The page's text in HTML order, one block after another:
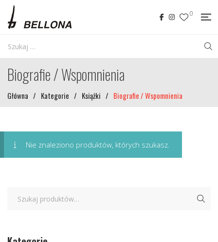
0
Biografie / Wspomnienia
Główna / Kategorie / Książki / Biografie / Wspomnienia
Nie znaleziono produktów, których szukasz.